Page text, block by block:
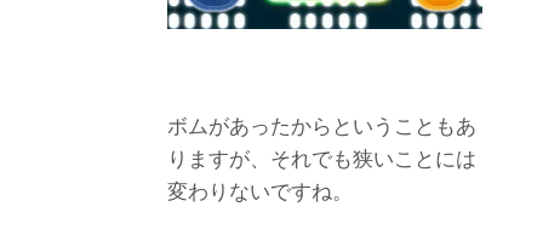
ボムがあったからということもあ
りますが、それでも狭いことには
変わりないですね。